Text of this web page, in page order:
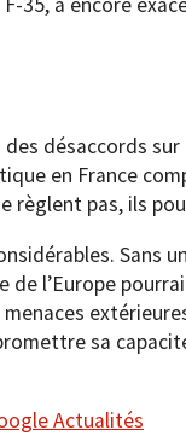
des désaccords
en France
règlent pas, ils
Sans
de l’Europe
sa
Actualités